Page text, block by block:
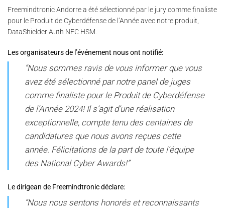
Freemindtronic Andorre a été sélectionné par le jury comme finaliste
pour le Produit de Cyberdéfense de l’Année avec notre produit,
DataShielder Auth NFC HSM.
Les organisateurs de l’événement nous ont notifié:
“Nous sommes ravis de vous informer que vous
avez été sélectionné par notre panel de juges
comme finaliste pour le Produit de Cyberdéfense
de l’Année 2024! Il s’agit d’une réalisation
exceptionnelle, compte tenu des centaines de
candidatures que nous avons reçues cette
année. Félicitations de la part de toute l’équipe
des National Cyber Awards!”
Le dirigean de Freemindtronic déclare:
“Nous nous sentons honorés et reconnaissants